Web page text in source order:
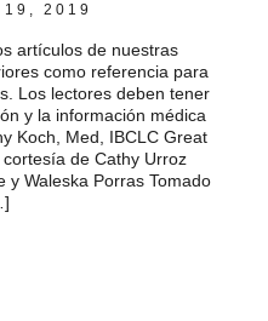
19, 2019
artículos de nuestras
como referencia para
Los lectores deben tener
y la información médica
Koch, Med, IBCLC Great
de Cathy Urroz
y Waleska Porras Tomado